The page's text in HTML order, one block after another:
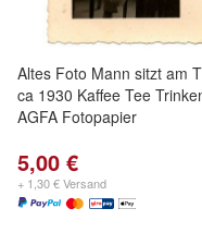
Altes Foto Mann sitzt am
ca 1930 Kaffee Tee
AGFA Fotopapier
5,00 €
+ 1,30 € Versand